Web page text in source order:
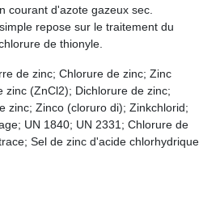
courant d'azote gazeux sec.
repose sur le traitement du
de thionyle.
de zinc; Chlorure de zinc; Zinc
zinc (ZnCl2); Dichlorure de zinc;
zinc; Zinco (cloruro di); Zinkchlorid;
UN 1840; UN 2331; Chlorure de
Sel de zinc d'acide chlorhydrique